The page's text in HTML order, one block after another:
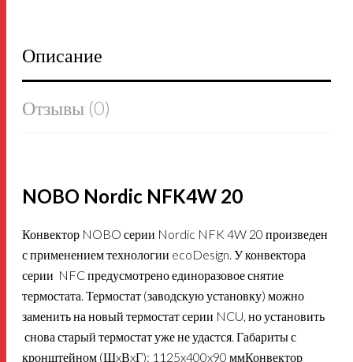
Описание
Отзывы (0)
NOBO Nordic NFK4W 20
Конвектор NOBO серии Nordic NFK 4W 20 произведен
с применением технологии ecoDesign. У конвектора
серии NFCпредусмотрено единоразовое снятие
термостата. Термостат (заводскую установку) можно
заменить на новый термостат серии NCU, но установить
снова старый термостат уже не удастся. Габариты с
кронштейном (ШxВxГ): 1125x400x90 ммКонвектор